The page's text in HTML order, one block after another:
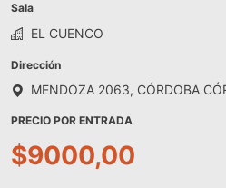
Sala
EL CUENCO
Dirección
MENDOZA 2063, CÓRDOBA
PRECIO POR ENTRADA
$9000,00